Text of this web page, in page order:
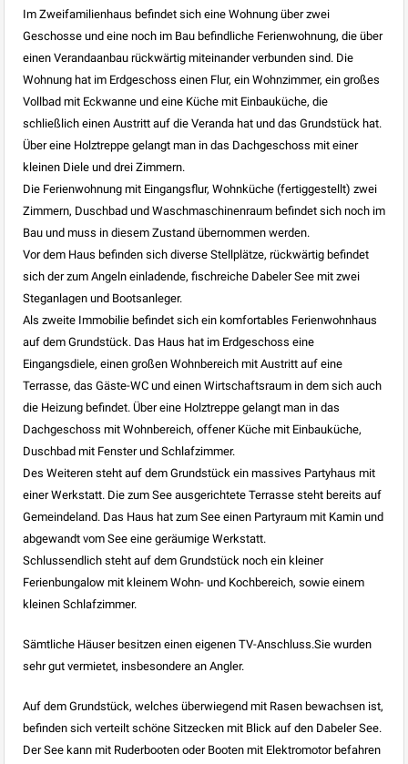
Im Zweifamilienhaus befindet sich eine Wohnung über zwei
Geschosse und eine noch im Bau befindliche Ferienwohnung, die über
einen Verandaanbau rückwärtig miteinander verbunden sind. Die
Wohnung hat im Erdgeschoss einen Flur, ein Wohnzimmer, ein großes
Vollbad mit Eckwanne und eine Küche mit Einbauküche, die
schließlich einen Austritt auf die Veranda hat und das Grundstück hat.
Über eine Holztreppe gelangt man in das Dachgeschoss mit einer
kleinen Diele und drei Zimmern.
Die Ferienwohnung mit Eingangsflur, Wohnküche (fertiggestellt) zwei
Zimmern, Duschbad und Waschmaschinenraum befindet sich noch im
Bau und muss in diesem Zustand übernommen werden.
Vor dem Haus befinden sich diverse Stellplätze, rückwärtig befindet
sich der zum Angeln einladende, fischreiche Dabeler See mit zwei
Steganlagen und Bootsanleger.
Als zweite Immobilie befindet sich ein komfortables Ferienwohnhaus
auf dem Grundstück. Das Haus hat im Erdgeschoss eine
Eingangsdiele, einen großen Wohnbereich mit Austritt auf eine
Terrasse, das Gäste-WC und einen Wirtschaftsraum in dem sich auch
die Heizung befindet. Über eine Holztreppe gelangt man in das
Dachgeschoss mit Wohnbereich, offener Küche mit Einbauküche,
Duschbad mit Fenster und Schlafzimmer.
Des Weiteren steht auf dem Grundstück ein massives Partyhaus mit
einer Werkstatt. Die zum See ausgerichtete Terrasse steht bereits auf
Gemeindeland. Das Haus hat zum See einen Partyraum mit Kamin und
abgewandt vom See eine geräumige Werkstatt.
Schlussendlich steht auf dem Grundstück noch ein kleiner
Ferienbungalow mit kleinem Wohn- und Kochbereich, sowie einem
kleinen Schlafzimmer.
Sämtliche Häuser besitzen einen eigenen TV-Anschluss.Sie wurden
sehr gut vermietet, insbesondere an Angler.
Auf dem Grundstück, welches überwiegend mit Rasen bewachsen ist,
befinden sich verteilt schöne Sitzecken mit Blick auf den Dabeler See.
Der See kann mit Ruderbooten oder Booten mit Elektromotor befahren